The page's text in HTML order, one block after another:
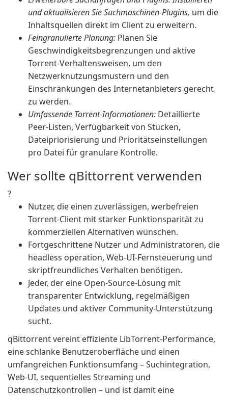
und aktualisieren Sie Suchmaschinen-Plugins, um die
Inhaltsquellen direkt im Client zu erweitern.
Feingranulierte Planung: Planen Sie
Geschwindigkeitsbegrenzungen und aktive
Torrent-Verhaltensweisen, um den
Netzwerknutzungsmustern und den
Einschränkungen des Internetanbieters gerecht
zu werden.
Umfassende Torrent-Informationen: Detaillierte
Peer-Listen, Verfügbarkeit von Stücken,
Dateipriorisierung und Prioritätseinstellungen
pro Datei für granulare Kontrolle.
Wer sollte qBittorrent verwenden
?
Nutzer, die einen zuverlässigen, werbefreien
Torrent-Client mit starker Funktionsparität zu
kommerziellen Alternativen wünschen.
Fortgeschrittene Nutzer und Administratoren, die
headless operation, Web-UI-Fernsteuerung und
skriptfreundliches Verhalten benötigen.
Jeder, der eine Open-Source-Lösung mit
transparenter Entwicklung, regelmäßigen
Updates und aktiver Community-Unterstützung
sucht.
qBittorrent vereint effiziente LibTorrent-Performance,
eine schlanke Benutzeroberfläche und einen
umfangreichen Funktionsumfang – Suchintegration,
Web-UI, sequentielles Streaming und
Datenschutzkontrollen – und ist damit eine